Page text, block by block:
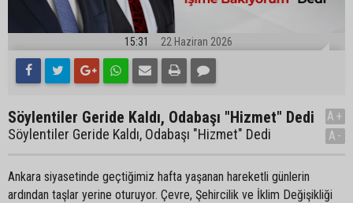
15:31 22 Haziran 2026
Söylentiler Geride Kaldı, Odabaşı "Hizmet" Dedi
Söylentiler Geride Kaldı, Odabaşı "Hizmet" Dedi
A+
A-
Ankara siyasetinde geçtiğimiz hafta yaşanan hareketli günlerin
ardından taşlar yerine oturuyor. Çevre, Şehircilik ve İklim Değişikliği